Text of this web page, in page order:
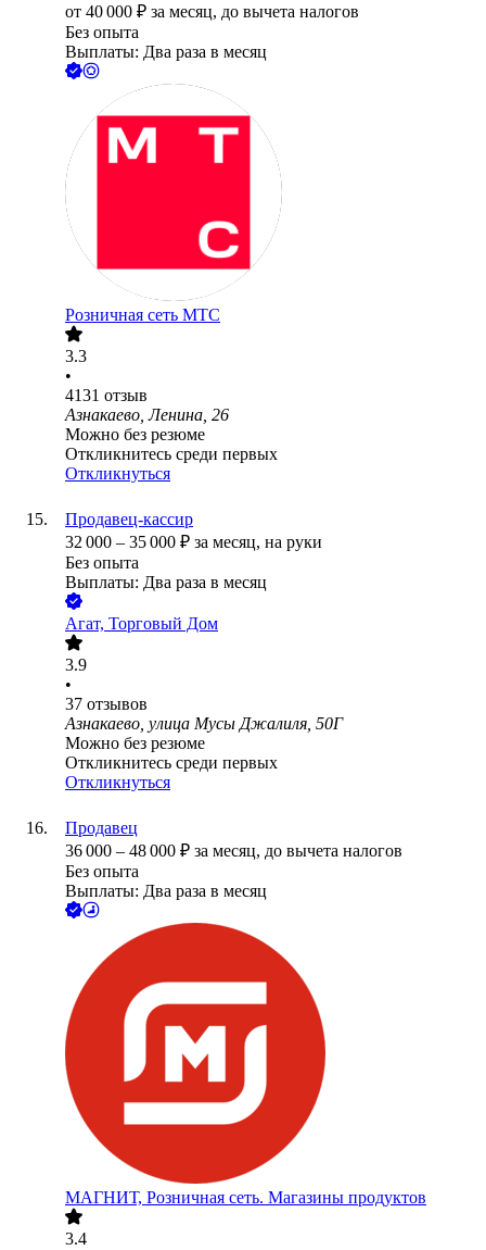
от 40 000 ₽ за месяц, до вычета налогов
Без опыта
Выплаты: Два раза в месяц
Розничная сеть МТС
3.3
•
4131 отзыв
Азнакаево, Ленина, 26
Можно без резюме
Откликнитесь среди первых
Откликнуться
Продавец-кассир
32 000 – 35 000 ₽ за месяц, на руки
Без опыта
Выплаты: Два раза в месяц
Агат, Торговый Дом
3.9
•
37 отзывов
Азнакаево, улица Мусы Джалиля, 50Г
Можно без резюме
Откликнитесь среди первых
Откликнуться
Продавец
36 000 – 48 000 ₽ за месяц, до вычета налогов
Без опыта
Выплаты: Два раза в месяц
МАГНИТ, Розничная сеть. Магазины продуктов
3.4